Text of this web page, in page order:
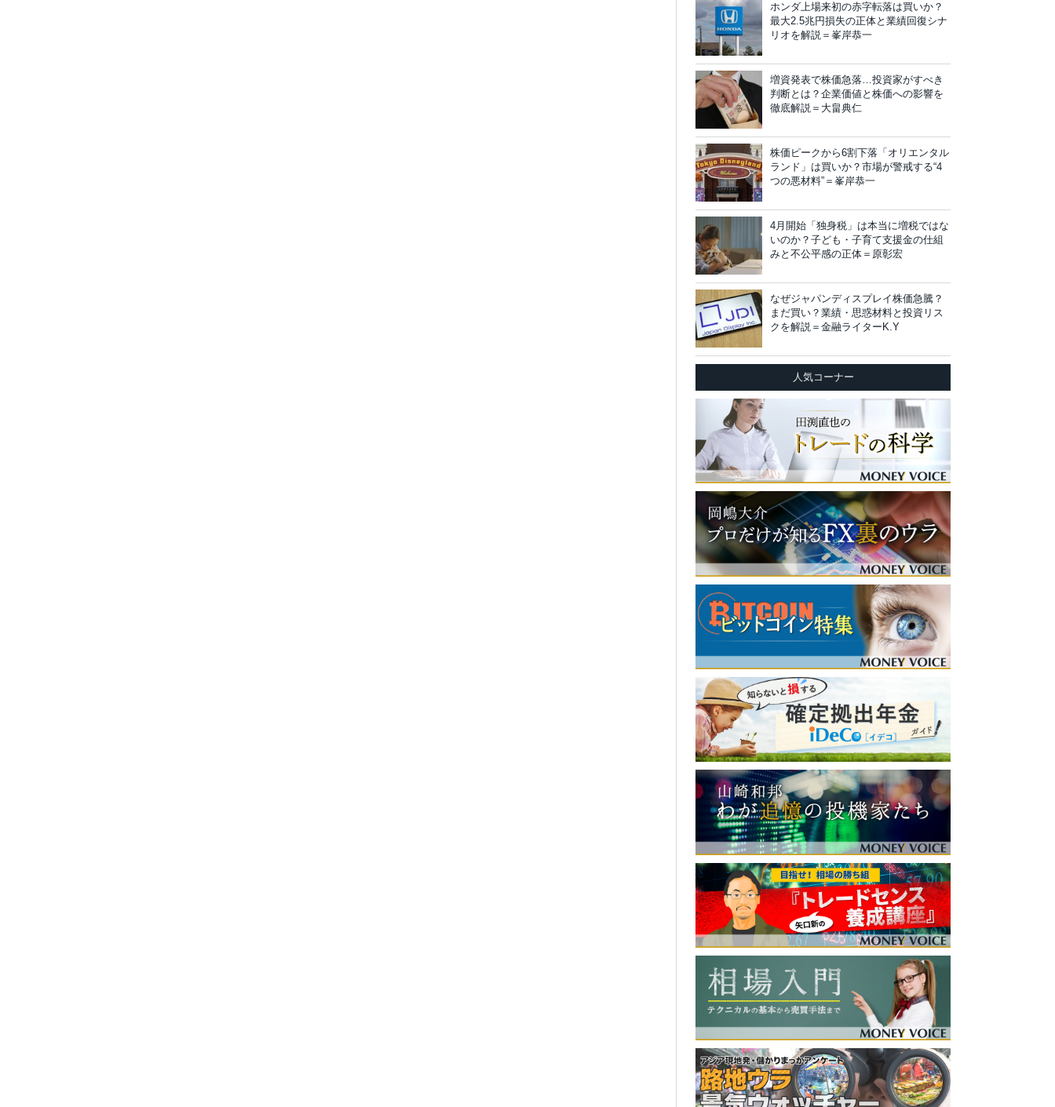
ホンダ上場来初の赤字転落は買いか？
最大2.5兆円損失の正体と業績回復シナ
リオを解説＝峯岸恭一
増資発表で株価急落…投資家がすべき
判断とは？企業価値と株価への影響を
徹底解説＝大畠典仁
株価ピークから6割下落「オリエンタル
ランド」は買いか？市場が警戒する“4
つの悪材料”＝峯岸恭一
4月開始「独身税」は本当に増税ではな
いのか？子ども・子育て支援金の仕組
みと不公平感の正体＝原彰宏
なぜジャパンディスプレイ株価急騰？
まだ買い？業績・思惑材料と投資リス
クを解説＝金融ライターK.Y
人気コーナー